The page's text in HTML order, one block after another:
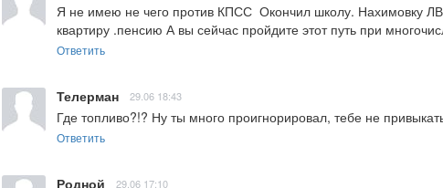
Я не имею не чего против КПСС  Окончил школу. Нахимовку
квартиру .пенсию А вы сейчас пройдите этот путь при
Ответить
Телерман 29.06 18:43
Где топливо?!? Ну ты много проигнорировал, тебе не
Ответить
Родной 29.06 17:10